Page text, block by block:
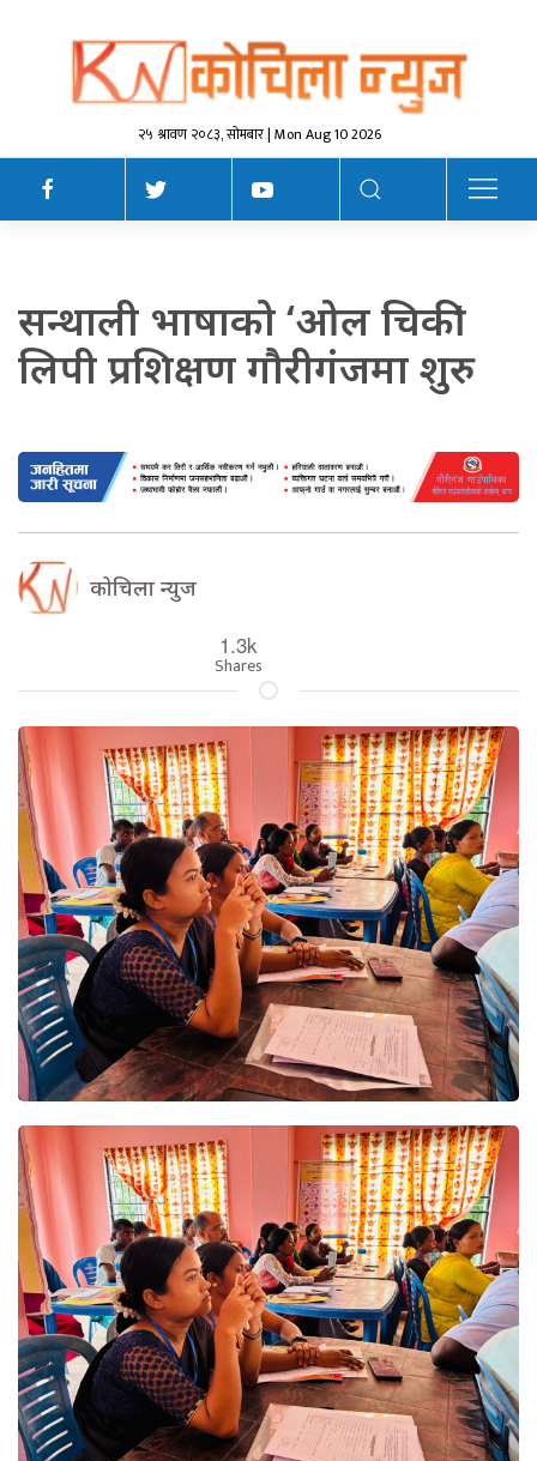
२५ श्रावण २०८३, सोमबार | Mon Aug 10 2026
सन्थाली भाषाको ‘ओल चिकी’
लिपी प्रशिक्षण गौरीगंजमा शुरु
कोचिला न्युज
1.3k
Shares